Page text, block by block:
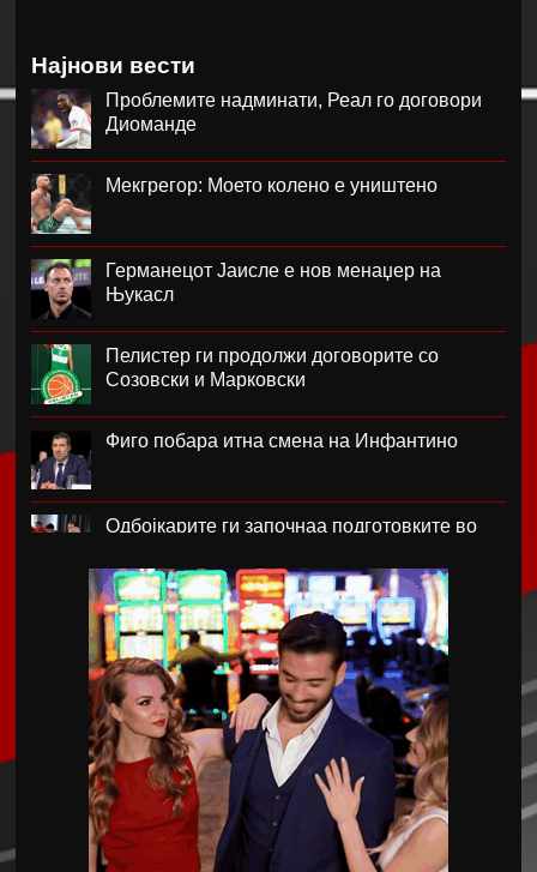
Најнови вести
Проблемите надминати, Реал го договори
Диоманде
Мекгрегор: Моето колено е уништено
Германецот Јаисле е нов менаџер на
Њукасл
Пелистер ги продолжи договорите со
Созовски и Марковски
Фиго побара итна смена на Инфантино
Одбојкарите ги започнаа подготовките во
РБ Лајпциг го врати голманот Ниланд
Блатер лобира за прва жена на чело на
ФИФА
Нотингем Форест го бара Рејндерс како
замена за Андерсон
Арсенал плаќа скоро 90 милиони евра за